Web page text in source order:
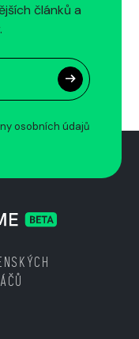
článků a
osobních údajů